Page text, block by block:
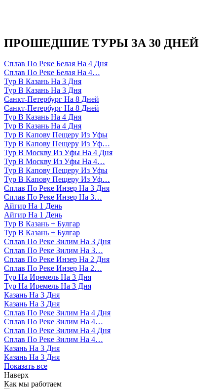
ПРОШЕДШИЕ ТУРЫ ЗА 30 ДНЕЙ
Сплав По Реке Белая На 4 Дня
Сплав По Реке Белая На 4…
Тур В Казань На 3 Дня
Тур В Казань На 3 Дня
Санкт-Петербург На 8 Дней
Санкт-Петербург На 8 Дней
Тур В Казань На 4 Дня
Тур В Казань На 4 Дня
Тур В Капову Пещеру Из Уфы
Тур В Капову Пещеру Из Уф…
Тур В Москву Из Уфы На 4 Дня
Тур В Москву Из Уфы На 4…
Тур В Капову Пещеру Из Уфы
Тур В Капову Пещеру Из Уф…
Сплав По Реке Инзер На 3 Дня
Сплав По Реке Инзер На 3…
Айгир На 1 День
Айгир На 1 День
Тур В Казань + Булгар
Тур В Казань + Булгар
Сплав По Реке Зилим На 3 Дня
Сплав По Реке Зилим На 3…
Сплав По Реке Инзер На 2 Дня
Сплав По Реке Инзер На 2…
Тур На Иремель На 3 Дня
Тур На Иремель На 3 Дня
Казань На 3 Дня
Казань На 3 Дня
Сплав По Реке Зилим На 4 Дня
Сплав По Реке Зилим На 4…
Сплав По Реке Зилим На 4 Дня
Сплав По Реке Зилим На 4…
Казань На 3 Дня
Казань На 3 Дня
Показать все
Наверх
Как мы работаем